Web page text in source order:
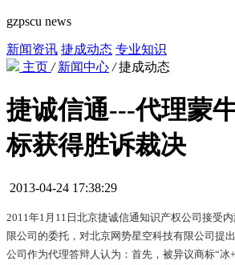
gzpscu news
新闻资讯 捷成动态 专业知识
主页 / 新闻中心 / 捷成动态
捷诚信通---代理蒙
标获得胜诉裁决
2013-04-24 17:38:29
2011年1月11日北京捷诚信通知识产权公司接受
限公司的委托，对北京网势星空科技有限公司提
公司作为代理答辩人认为：首先，被异议商标“冰